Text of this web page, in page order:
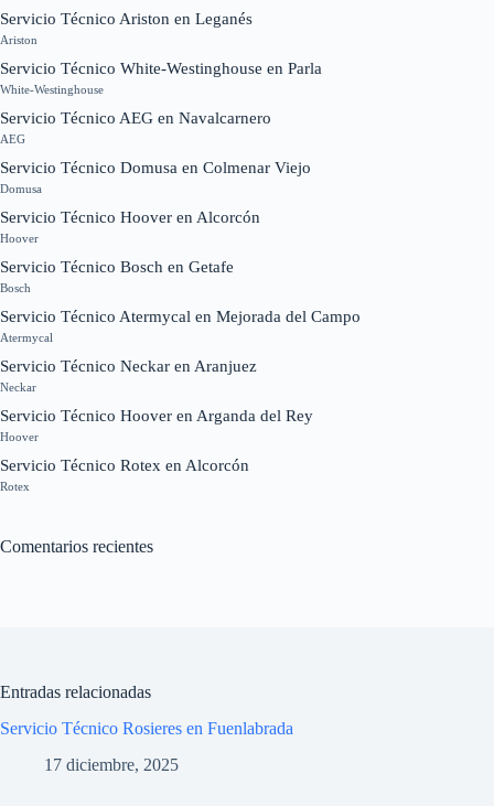
Servicio Técnico Ariston en Leganés
Ariston
Servicio Técnico White-Westinghouse en Parla
White-Westinghouse
Servicio Técnico AEG en Navalcarnero
AEG
Servicio Técnico Domusa en Colmenar Viejo
Domusa
Servicio Técnico Hoover en Alcorcón
Hoover
Servicio Técnico Bosch en Getafe
Bosch
Servicio Técnico Atermycal en Mejorada del Campo
Atermycal
Servicio Técnico Neckar en Aranjuez
Neckar
Servicio Técnico Hoover en Arganda del Rey
Hoover
Servicio Técnico Rotex en Alcorcón
Rotex
Comentarios recientes
Entradas relacionadas
Servicio Técnico Rosieres en Fuenlabrada
17 diciembre, 2025